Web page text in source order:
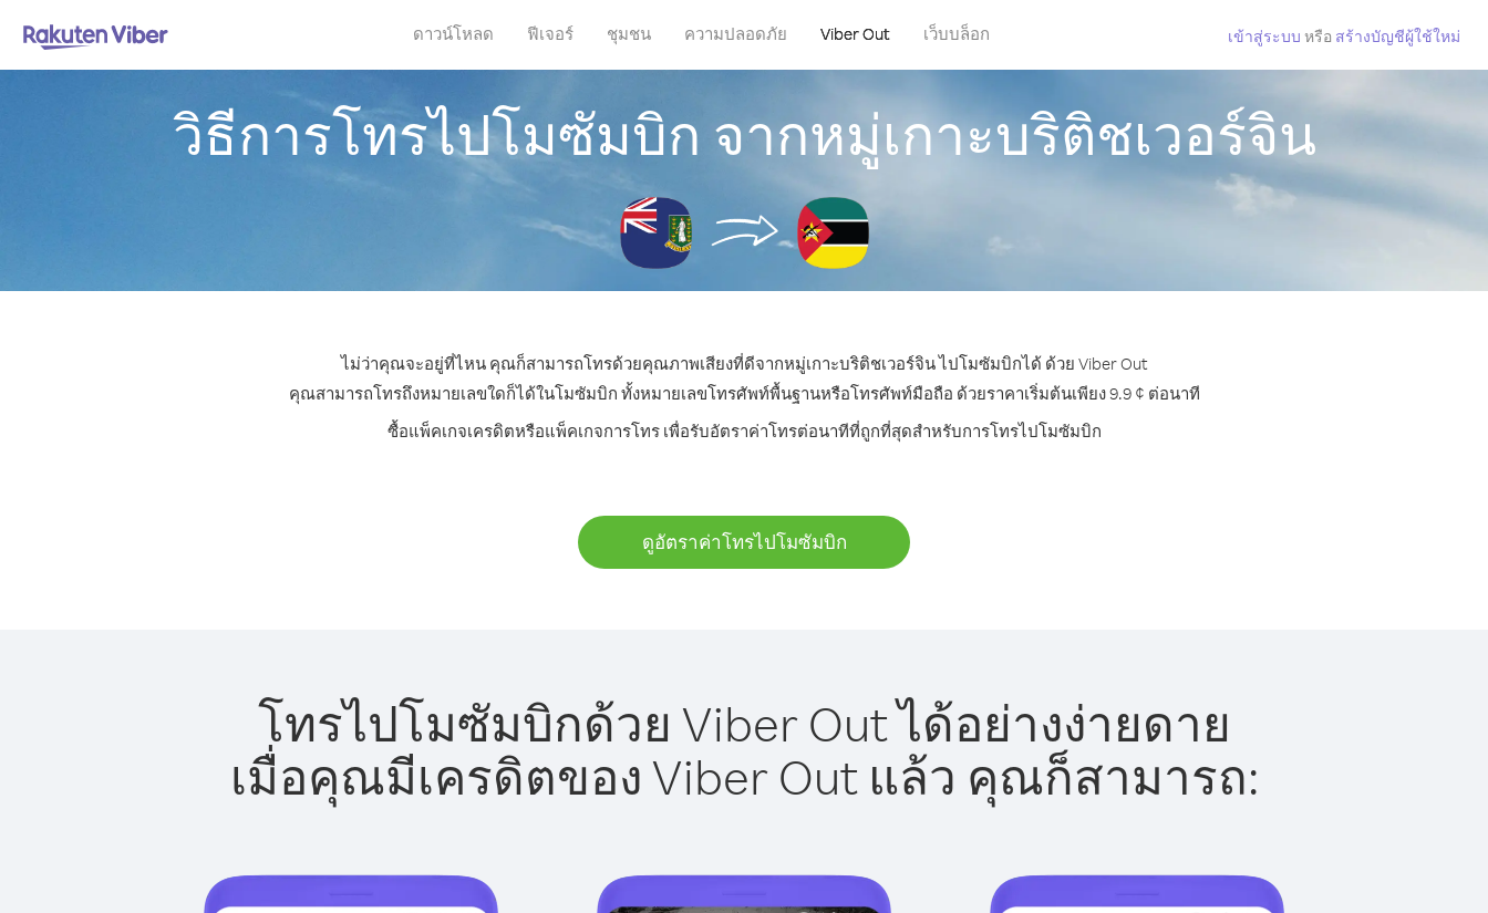
ดาวน์โหลด ฟีเจอร์ ชุมชน ความปลอดภัย Viber Out เว็บบล็อก เข้าสู่ระบบ หรือ สร้างบัญชีผู้ใช้ใหม่
วิธีการโทรไปโมซัมบิก จากหมู่เกาะบริติชเวอร์จิน
ไม่ว่าคุณจะอยู่ที่ไหน คุณก็สามารถโทรด้วยคุณภาพเสียงที่ดีจากหมู่เกาะบริติชเวอร์จิน ไปโมซัมบิกได้ ด้วย Viber Out
คุณสามารถโทรถึงหมายเลขใดก็ได้ในโมซัมบิก ทั้งหมายเลขโทรศัพท์พื้นฐานหรือโทรศัพท์มือถือ ด้วยราคาเริ่มต้นเพียง 9.9 ¢ ต่อนาที
ซื้อแพ็คเกจเครดิตหรือแพ็คเกจการโทร เพื่อรับอัตราค่าโทรต่อนาทีที่ถูกที่สุดสำหรับการโทรไปโมซัมบิก
ดูอัตราค่าโทรไปโมซัมบิก
โทรไปโมซัมบิกด้วย Viber Out ได้อย่างง่ายดาย
เมื่อคุณมีเครดิตของ Viber Out แล้ว คุณก็สามารถ: